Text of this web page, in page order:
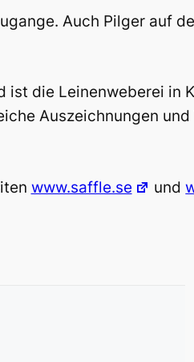
Auch Pilger auf
ist die Leinenweberei in
Auszeichnungen und
www.saffle.se und